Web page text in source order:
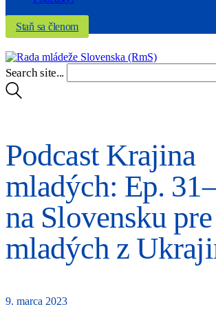
Staň sa členom
Search site...
Podcast Krajina
mladých: Ep.
na Slovensku pre
mladých z
9. marca 2023